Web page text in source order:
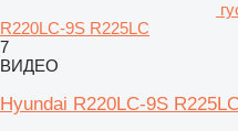
R220LC-9S R225LC
7
ВИДЕО
Hyundai R220LC-9S